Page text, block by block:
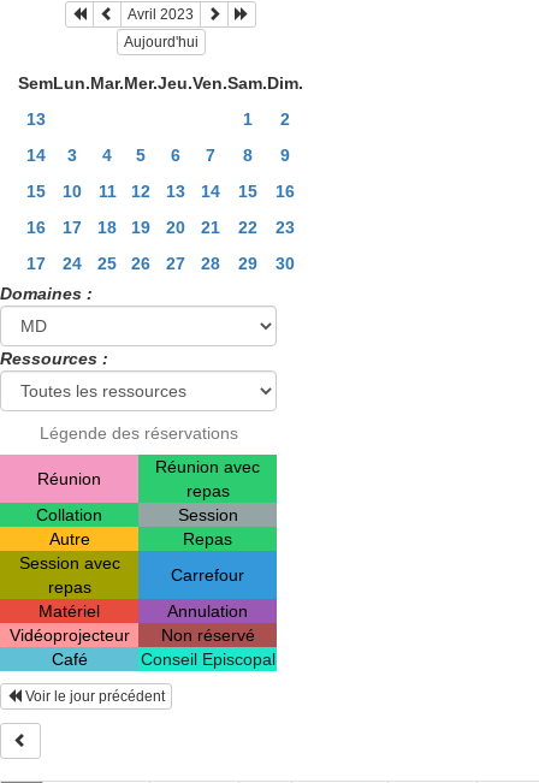
Avril 2023
Aujourd'hui
SemLun.Mar.Mer.Jeu.Ven.Sam.Dim.
13
1
2
14
3 4 5 6 7 8
9
15
10 11 12 13 14 15
16
16
17 18 19 20 21 22
23
17
24 25 26 27 28 29
30
Domaines :
Ressources :
Légende des réservations
Réunion
Réunion avec
repas
Collation
Session
Autre
Repas
Session avec
repas
Carrefour
Matériel
Annulation
Vidéoprojecteur
Non réservé
Café
Conseil Episcopal
Voir le jour précédent